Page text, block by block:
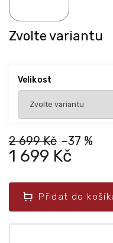
2 699 Kč –37 %
1 699 Kč
Zvolte variantu
Velikost
Přidat do